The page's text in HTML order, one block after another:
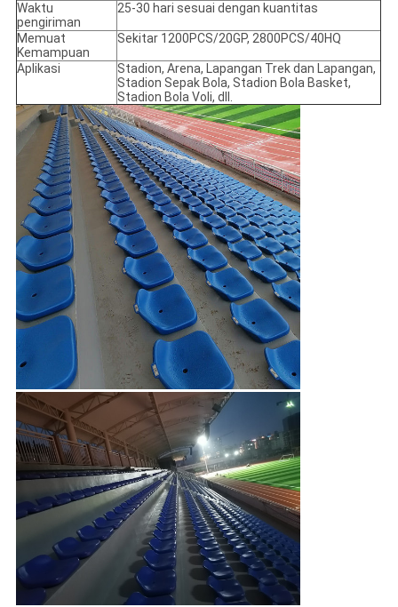
Waktu
pengiriman
25-30 hari sesuai dengan kuantitas
Memuat
Kemampuan
Sekitar 1200PCS/20GP, 2800PCS/40HQ
Aplikasi
Stadion, Arena, Lapangan Trek dan Lapangan,
Stadion Sepak Bola, Stadion Bola Basket,
Stadion Bola Voli, dll.